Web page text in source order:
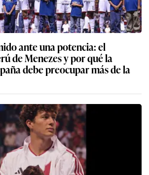
ante una potencia: el
de Menezes y por qué la
debe preocupar más de la